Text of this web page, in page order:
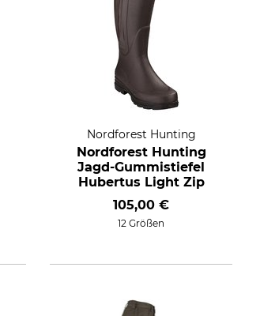
Nordforest Hunting
Nordforest Hunting
Jagd-Gummistiefel
Hubertus Light Zip
105,00 €
12 Größen